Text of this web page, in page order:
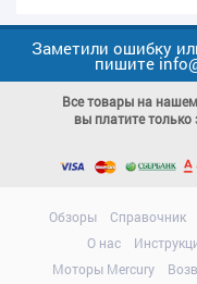
Заметили ошибку
пишите
Все товары на
вы платите
Обзоры Справочник
О нас
Моторы Mercury